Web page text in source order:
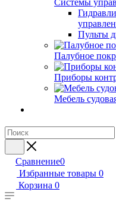
Системы
Пульты
Палубное
Приборы
Мебель
Сравнение0
Избранные товары 0
Корзина 0